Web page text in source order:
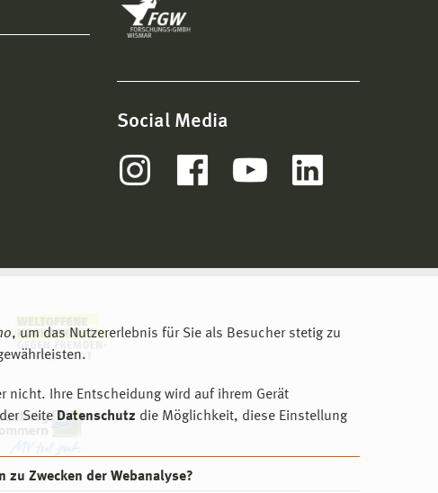
, um das Nutzererlebnis für Sie als Besucher stetig zu
nicht. Ihre Entscheidung wird auf ihrem Gerät
Seite Datenschutz die Möglichkeit, diese Einstellung
Zwecken der Webanalyse?
Social Media